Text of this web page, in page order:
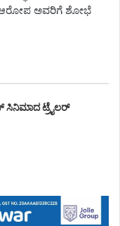
ಆರೋಪ ಅವರಿಗೆ ಶೋಭೆ
ಟ್ರೈಲರ್